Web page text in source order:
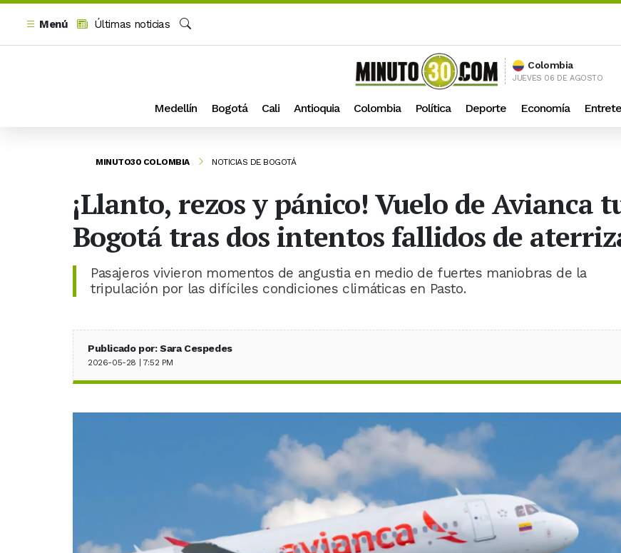
Menú
Últimas noticias
Colombia
JUEVES 06 DE AGOSTO
Medellín Bogotá Cali Antioquia Colombia Política Deporte Economía
MINUTO30 COLOMBIA NOTICIAS DE BOGOTÁ
¡Llanto, rezos y pánico! Vuelo de Avianca
Bogotá tras dos intentos fallidos de
Pasajeros vivieron momentos de angustia en medio de fuertes maniobras de la
tripulación por las difíciles condiciones climáticas en Pasto.
Publicado por: Sara Cespedes
2026-05-28 | 7:52 PM